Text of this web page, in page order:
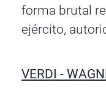
forma brutal
ejército,
VERDI -